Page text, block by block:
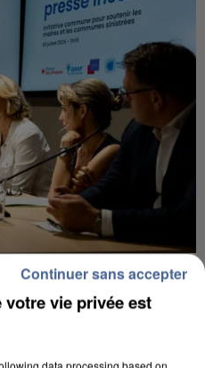
LANCE UN ÉLAN
votre vie privée est
data processing based on
Continuer sans accepter